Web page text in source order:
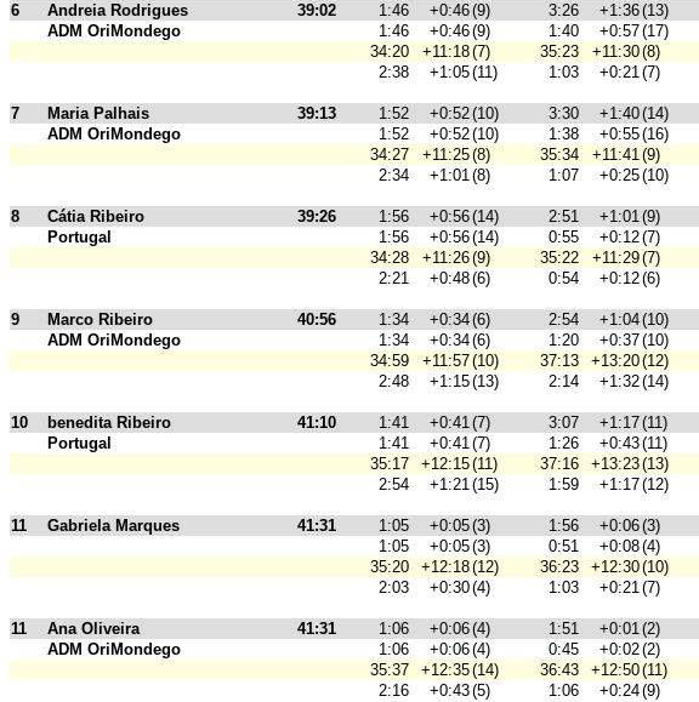
6 Andreia Rodrigues 39:02 1:46 +0:46(9) 3:26 +1:36(13)
ADM OriMondego
1:46 +0:46(9) 1:40 +0:57(17)
34:20
+11:18(7) 35:23 +11:30(8)
2:38
+1:05(11) 1:03 +0:21(7)
7 Maria Palhais 39:13 1:52 +0:52(10) 3:30 +1:40(14)
ADM OriMondego
1:52 +0:52(10) 1:38 +0:55(16)
34:27
+11:25(8) 35:34 +11:41(9)
2:34
+1:01(8) 1:07 +0:25(10)
8 Cátia Ribeiro 39:26 1:56 +0:56(14) 2:51 +1:01(9)
Portugal
1:56 +0:56(14) 0:55 +0:12(7)
34:28
+11:26(9) 35:22 +11:29(7)
2:21
+0:48(6) 0:54 +0:12(6)
9 Marco Ribeiro 40:56 1:34 +0:34(6) 2:54 +1:04(10)
ADM OriMondego
1:34 +0:34(6) 1:20 +0:37(10)
34:59
+11:57(10) 37:13 +13:20(12)
2:48
+1:15(13) 2:14 +1:32(14)
10 benedita Ribeiro 41:10 1:41 +0:41(7) 3:07 +1:17(11)
Portugal
1:41 +0:41(7) 1:26 +0:43(11)
35:17
+12:15(11) 37:16 +13:23(13)
2:54
+1:21(15) 1:59 +1:17(12)
11 Gabriela Marques 41:31 1:05 +0:05(3) 1:56 +0:06(3)
1:05
+0:05(3) 0:51 +0:08(4)
35:20
+12:18(12) 36:23 +12:30(10)
2:03
+0:30(4) 1:03 +0:21(7)
11 Ana Oliveira 41:31 1:06 +0:06(4) 1:51 +0:01(2)
ADM OriMondego
1:06 +0:06(4) 0:45 +0:02(2)
35:37
+12:35(14) 36:43 +12:50(11)
2:16
+0:43(5) 1:06 +0:24(9)